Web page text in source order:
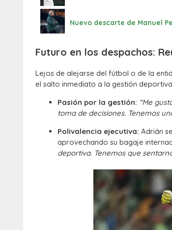
Nuevo descarte de Manuel
Futuro en los despachos:
Lejos de alejarse del fútbol o de la
el salto inmediato a la gestión
Pasión por la gestión: “Me
toma de decisiones. Tenemos
Polivalencia ejecutiva: Adrián
aprovechando su bagaje
deportiva. Tenemos que